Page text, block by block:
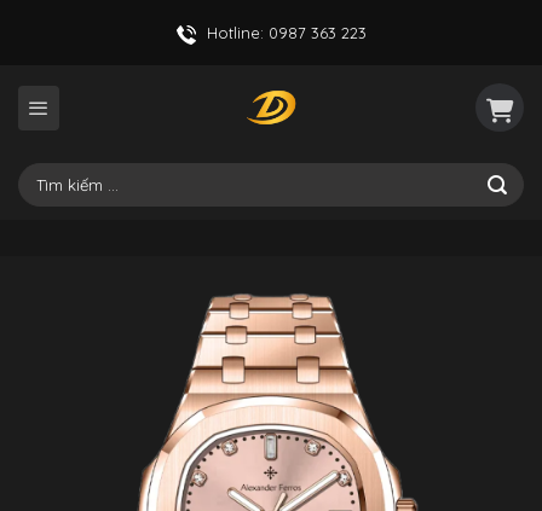
Hotline: 0987 363 223
Tìm
kiếm: